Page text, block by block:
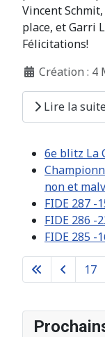
Vincent
place, et Garri
Félicitations!
Création : 4
Lire la
6e blitz La
non et
FIDE 287 -
FIDE 286 -
FIDE 285 -
17